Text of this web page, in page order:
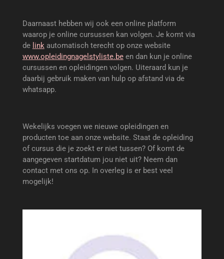
Daarnaast hebben wij ook een online platform
waarop je online cursussen kan volgen. Je komt via
de linkautomatisch terecht op onze website
www.opleidingnagelstyliste.been dan kun je online
cursussen en opleidingen volgen. Uiteraard kun je
daarbij gebruik maken van hulp op afstand via de
whatsapp.
Wekelijks voegen we nieuwe opleidingen en
producten toe aan onze website. Staat de opleiding
of cursus die je zoekt er niet tussen? Of komt de
aangegeven startdatum jou niet uit? Neem dan
contact met ons op. In overleg is er best veel
mogelijk!